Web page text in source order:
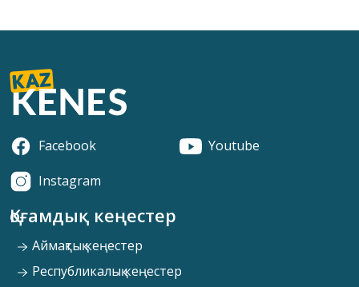
Facebook
Youtube
Instagram
Қоғамдық кеңестер
Аймақтық кеңестер
Республикалық кеңестер